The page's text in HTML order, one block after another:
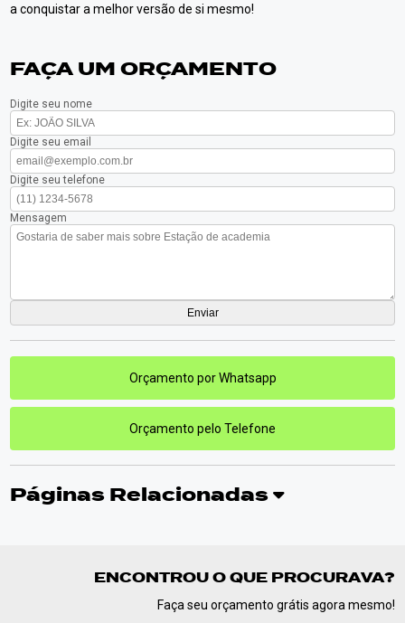
a conquistar a melhor versão de si mesmo!
FAÇA UM ORÇAMENTO
Digite seu nome
Digite seu email
Digite seu telefone
Mensagem
Orçamento por Whatsapp
Orçamento pelo Telefone
Páginas Relacionadas
ENCONTROU O QUE PROCURAVA?
Faça seu orçamento grátis agora mesmo!